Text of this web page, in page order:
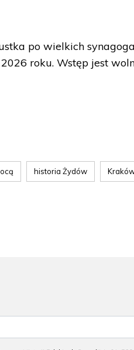
po wielkich
roku. Wstęp jest
historia Żydów